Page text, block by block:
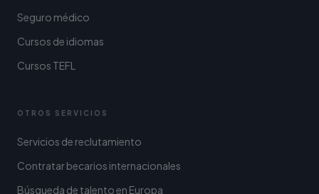
Seguro médico
Cursos de idiomas
Cursos TEFL
OTROS SERVICIOS
Servicios de reclutamiento
Contratar becarios internacionales
Búsqueda de talento en Europa